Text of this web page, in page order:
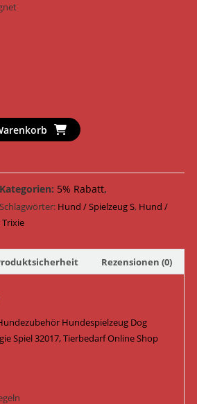
Kategorien: 5% Rabatt,
Schlagwörter: Hund / Spielzeug S, Hund /
Trixie
Rezensionen (0)
Hundespielzeug Dog
Spiel 32017, Tierbedarf Online Shop